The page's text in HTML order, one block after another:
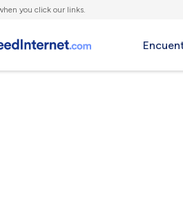
you click our links.